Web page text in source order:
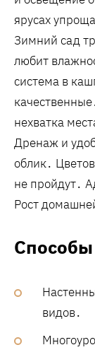
ярусах
Зимний сад
любит
система в
нехватка
Дренаж и
облик․
не пройдут․
Рост
видов․